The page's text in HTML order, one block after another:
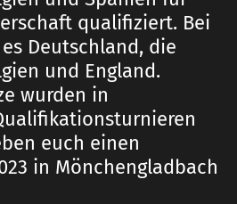
qualifiziert. Bei
Deutschland, die
und England.
wurden in
euch einen
in Mönchengladbach